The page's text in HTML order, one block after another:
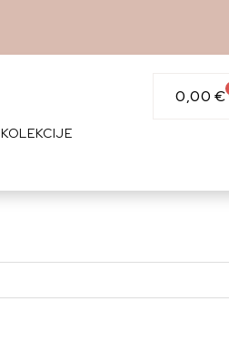
KOLEKCIJE
0,00 €